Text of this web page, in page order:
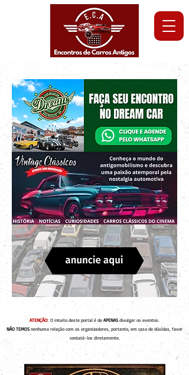
ATENÇÃO: O intuito deste portal é de APENAS divulgar os eventos.
NÃO TEMOS nenhuma relação com os organizadores, portanto, em caso de dúvidas, favor
contatá-los diretamente.